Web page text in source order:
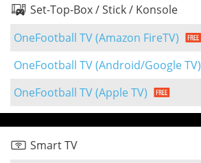
Set-Top-Box / Stick / Konsole
OneFootball TV (Amazon FireTV)
OneFootball TV (Android/Google TV)
OneFootball TV (Apple TV)
Smart TV